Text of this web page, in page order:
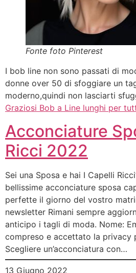
Fonte foto Pinterest
I bob line non sono passati di
donne over 50 di sfoggiare un
moderno,quindi non lasciarti
Graziosi Bob a Line lunghi per
Acconciature
Ricci 2022
Sei una Sposa e hai I Capelli
bellissime acconciature sposa
perfette il giorno del vostro
newsletter Rimani sempre
anticipo i tagli di moda. Nome:
compreso e accettato la privacy
Scegliere un’acconciatura con…
13 Giugno 2022